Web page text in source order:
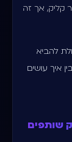
קליק, אך זה
להביא
איך עושים
שותפים